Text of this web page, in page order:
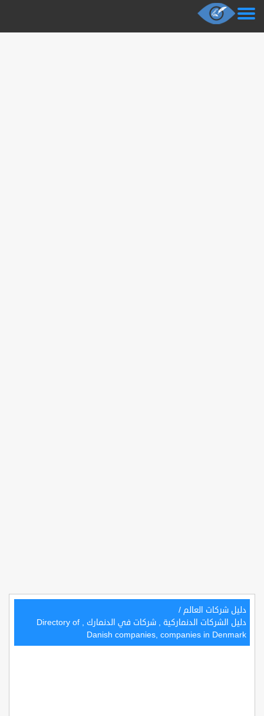
دليل شركات العالم /
دليل الشركات الدنماركية , شركات في الدنمارك , Directory of
Danish companies, companies in Denmark